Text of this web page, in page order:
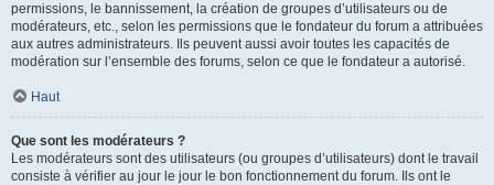
permissions, le bannissement, la création de groupes d’utilisateurs ou de
modérateurs, etc., selon les permissions que le fondateur du forum a attribuées
aux autres administrateurs. Ils peuvent aussi avoir toutes les capacités de
modération sur l’ensemble des forums, selon ce que le fondateur a autorisé.
Haut
Que sont les modérateurs ?
Les modérateurs sont des utilisateurs (ou groupes d’utilisateurs) dont le travail
consiste à vérifier au jour le jour le bon fonctionnement du forum. Ils ont le